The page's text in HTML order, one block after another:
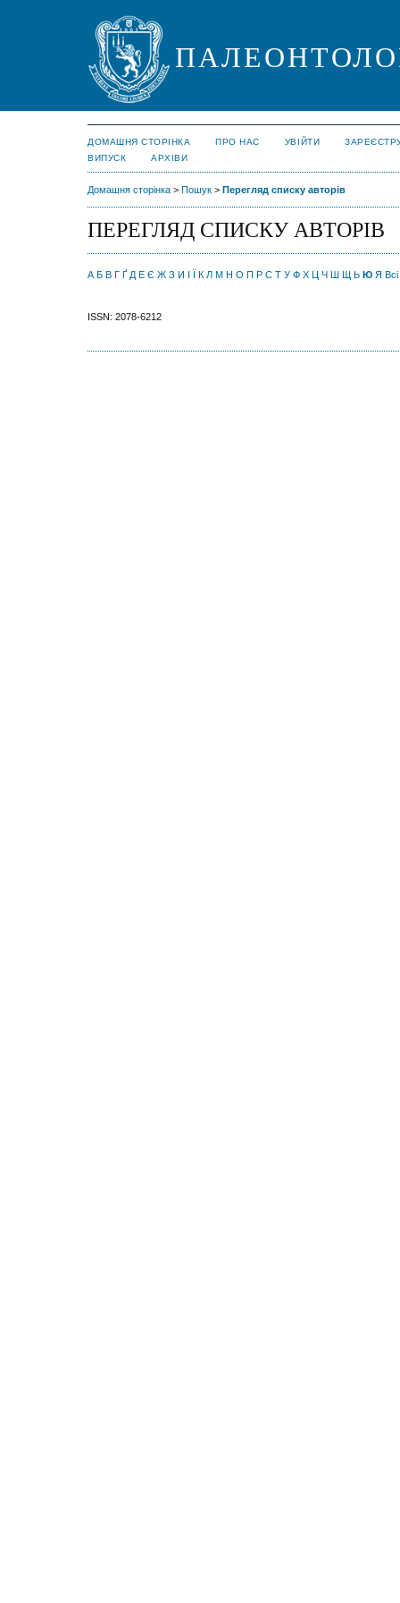
ДОМАШНЯ СТОРІНКА ПРО НАС УВІЙТИ
ВИПУСК
АРХІВИ
Домашня сторінка > Пошук > Перегляд списку авторів
ПЕРЕГЛЯД СПИСКУ АВТОРІВ
А Б В Г Ґ Д Е Є Ж З И І Ї К Л М Н О П Р С Т У Ф Х Ц Ч Ш Щ Ь Ю Я Всі
ISSN: 2078-6212